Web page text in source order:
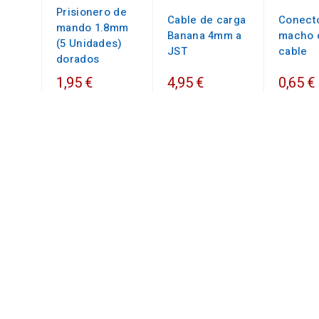
Prisionero de
mando 1.8mm
(5 Unidades)
dorados
1,95 €
Cable de carga
Banana 4mm a
JST
4,95 €
macho
cable
0,65 €